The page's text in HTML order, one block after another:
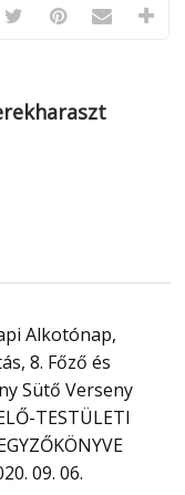
Alkotónap,
8. Főző és
Sütő Verseny
TESTÜLETI
09. 06.